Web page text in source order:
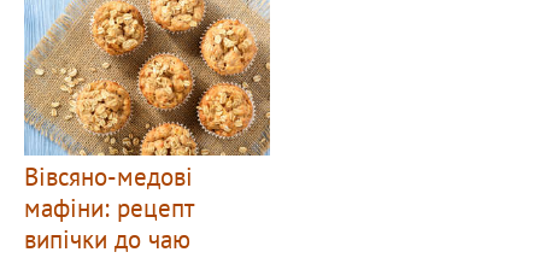
Вівсяно-медові
мафіни: рецепт
випічки до чаю